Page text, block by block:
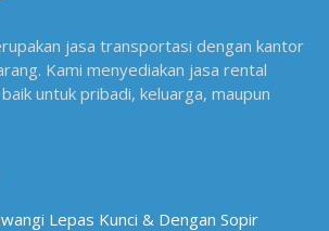
jasa transportasi dengan kantor
Kami menyediakan jasa rental
untuk pribadi, keluarga, maupun
Lepas Kunci & Dengan Sopir